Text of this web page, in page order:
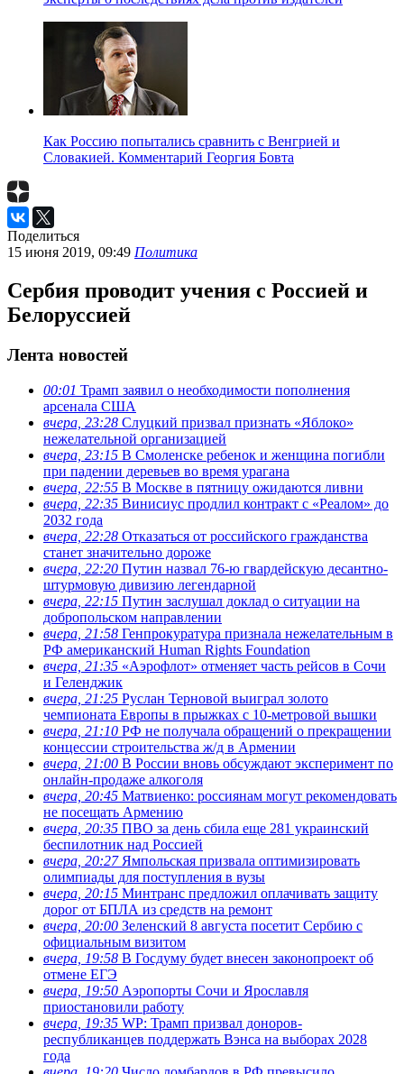
Как Россию попытались сравнить с Венгрией и
Словакией. Комментарий Георгия Бовта
Поделиться
15 июня 2019, 09:49 Политика
Сербия проводит учения с Россией и
Белоруссией
Лента новостей
00:01 Трамп заявил о необходимости пополнения
арсенала США
вчера, 23:28 Слуцкий призвал признать «Яблоко»
нежелательной организацией
вчера, 23:15 В Смоленске ребенок и женщина погибли
при падении деревьев во время урагана
вчера, 22:55 В Москве в пятницу ожидаются ливни
вчера, 22:35 Винисиус продлил контракт с «Реалом» до
2032 года
вчера, 22:28 Отказаться от российского гражданства
станет значительно дороже
вчера, 22:20 Путин назвал 76-ю гвардейскую десантно-
штурмовую дивизию легендарной
вчера, 22:15 Путин заслушал доклад о ситуации на
добропольском направлении
вчера, 21:58 Генпрокуратура признала нежелательным в
РФ американский Human Rights Foundation
вчера, 21:35 «Аэрофлот» отменяет часть рейсов в Сочи
и Геленджик
вчера, 21:25 Руслан Терновой выиграл золото
чемпионата Европы в прыжках с 10-метровой вышки
вчера, 21:10 РФ не получала обращений о прекращении
концессии строительства ж/д в Армении
вчера, 21:00 В России вновь обсуждают эксперимент по
онлайн-продаже алкоголя
вчера, 20:45 Матвиенко: россиянам могут рекомендовать
не посещать Армению
вчера, 20:35 ПВО за день сбила еще 281 украинский
беспилотник над Россией
вчера, 20:27Ямпольская призвала оптимизировать
олимпиады для поступления в вузы
вчера, 20:15 Минтранс предложил оплачивать защиту
дорог от БПЛА из средств на ремонт
вчера, 20:00 Зеленский 8 августа посетит Сербию с
официальным визитом
вчера, 19:58 В Госдуму будет внесен законопроект об
отмене ЕГЭ
вчера, 19:50 Аэропорты Сочи и Ярославля
приостановили работу
вчера, 19:35 WP: Трамп призвал доноров-
республиканцев поддержать Вэнса на выборах 2028
года